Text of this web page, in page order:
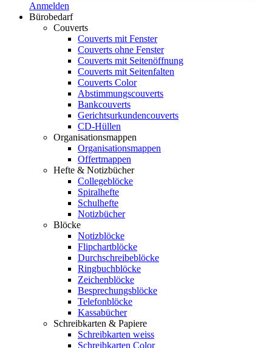
Anmelden
Bürobedarf
Couverts
Couverts mit Fenster
Couverts ohne Fenster
Couverts mit Seitenöffnung
Couverts mit Seitenfalten
Couverts Color
Abstimmungscouverts
Bankcouverts
Gerichtsurkundencouverts
CD-Hüllen
Organisationsmappen
Organisationsmappen
Offertmappen
Hefte & Notizbücher
Collegeblöcke
Spiralhefte
Schulhefte
Notizbücher
Blöcke
Notizblöcke
Flipchartblöcke
Durchschreibeblöcke
Ringbuchblöcke
Zeichenblöcke
Besprechungsblöcke
Telefonblöcke
Kassabücher
Schreibkarten & Papiere
Schreibkarten weiss
Schreibkarten Color